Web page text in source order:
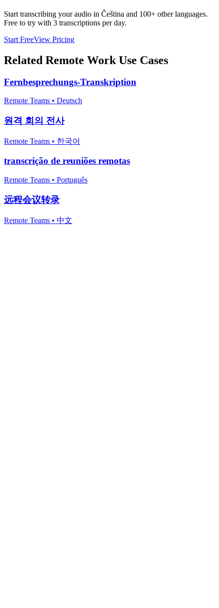
Start transcribing your audio in Čeština and 100+ other languages.
Free to try with 3 transcriptions per day.
Start FreeView Pricing
Related Remote Work Use Cases
Fernbesprechungs-Transkription
Remote Teams • Deutsch
원격 회의 전사
Remote Teams • 한국어
transcrição de reuniões remotas
Remote Teams • Português
远程会议转录
Remote Teams • 中文